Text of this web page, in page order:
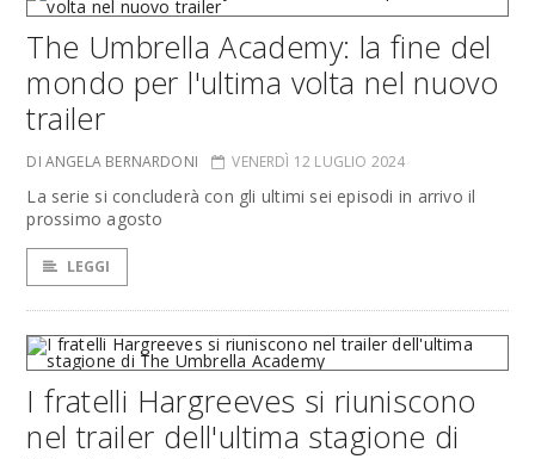
The Umbrella Academy: la fine del
mondo per l'ultima volta nel nuovo
trailer
DI ANGELA BERNARDONI VENERDÌ 12 LUGLIO 2024
La serie si concluderà con gli ultimi sei episodi in arrivo il
prossimo agosto
LEGGI
I fratelli Hargreeves si riuniscono
nel trailer dell'ultima stagione di